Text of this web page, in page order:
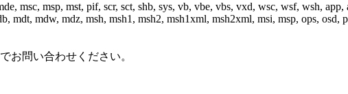
msc, msp, mst, pif, scr, sct, shb, sys, vb, vbe, vbs, vxd, wsc, wsf, wsh,
mdt, mdw, mdz, msh, msh1, msh2, msh1xml, msh2xml, msi, msp, ops,
お問い合わせください。